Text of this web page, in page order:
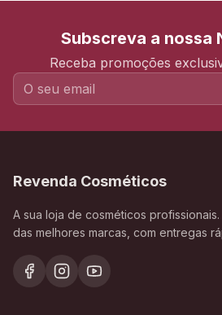
Subscreva a nossa
Receba promoções
Revenda Cosméticos
A sua loja de cosméticos
das melhores marcas, com entregas